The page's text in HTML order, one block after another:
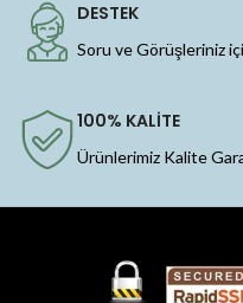
DESTEK
Soru ve Görüşleriniz
100% KALİTE
Ürünlerimiz Kalite